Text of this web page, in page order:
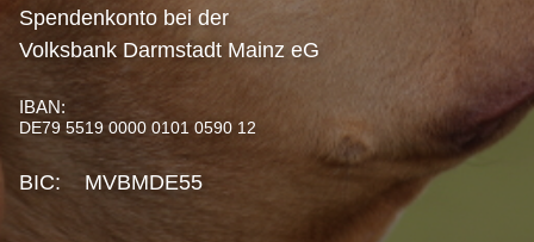
Spendenkonto bei der
Volksbank Darmstadt Mainz eG
IBAN:
DE79 5519 0000 0101 0590 12
BIC: MVBMDE55